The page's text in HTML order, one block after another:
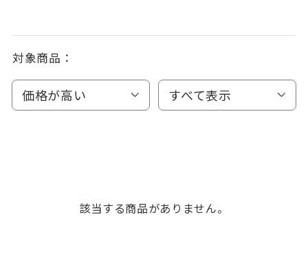
対象商品：
価格が高い すべて表示
該当する商品がありません。